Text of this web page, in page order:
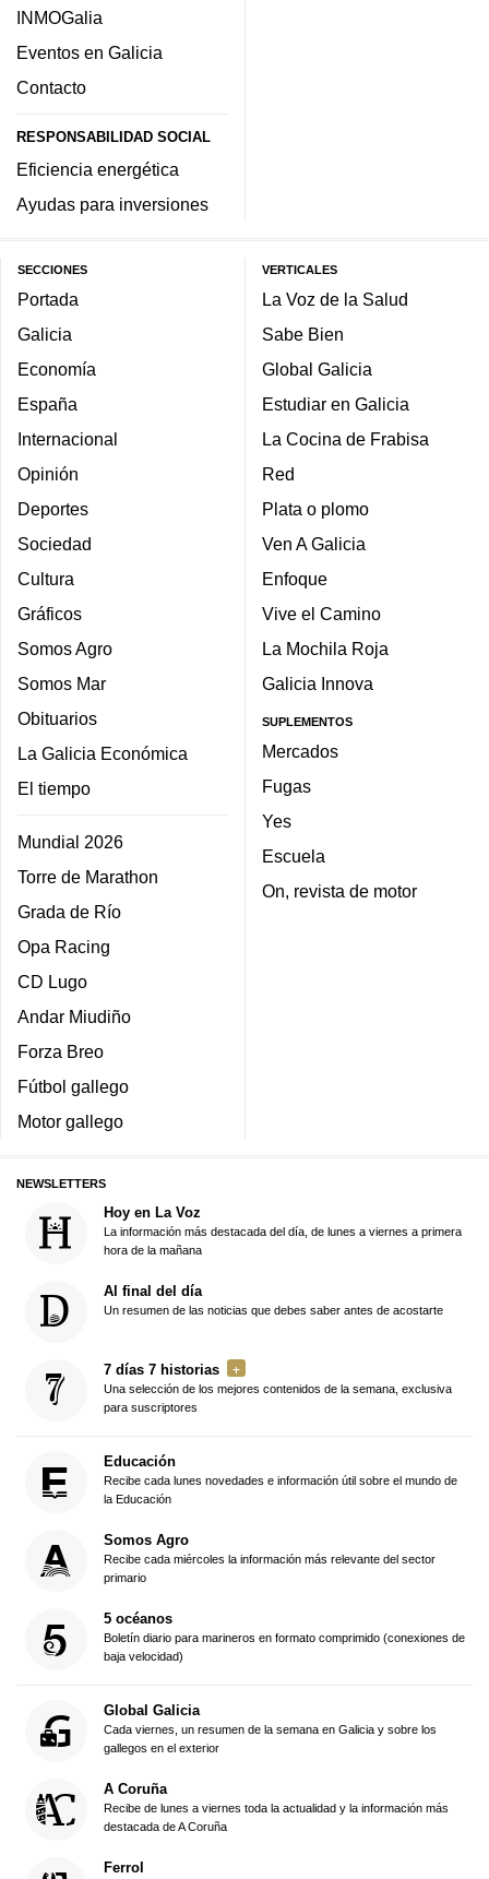
INMOGalia
Eventos en Galicia
Contacto
RESPONSABILIDAD SOCIAL
Eficiencia energética
Ayudas para inversiones
SECCIONES
Portada
Galicia
Economía
España
Internacional
Opinión
Deportes
Sociedad
Cultura
Gráficos
Somos Agro
Somos Mar
Obituarios
La Galicia Económica
El tiempo
Mundial 2026
Torre de Marathon
Grada de Río
Opa Racing
CD Lugo
Andar Miudiño
Forza Breo
Fútbol gallego
Motor gallego
VERTICALES
La Voz de la Salud
Sabe Bien
Global Galicia
Estudiar en Galicia
La Cocina de Frabisa
Red
Plata o plomo
Ven A Galicia
Enfoque
Vive el Camino
La Mochila Roja
Galicia Innova
SUPLEMENTOS
Mercados
Fugas
Yes
Escuela
On, revista de motor
NEWSLETTERS
Hoy en La Voz
La información más destacada del día, de lunes a viernes a primera
hora de la mañana
Al final del día
Un resumen de las noticias que debes saber antes de acostarte
7 días 7 historias
Una selección de los mejores contenidos de la semana, exclusiva
para suscriptores
Educación
Recibe cada lunes novedades e información útil sobre el mundo de
la Educación
Somos Agro
Recibe cada miércoles la información más relevante del sector
primario
5 océanos
Boletín diario para marineros en formato comprimido (conexiones de
baja velocidad)
Global Galicia
Cada viernes, un resumen de la semana en Galicia y sobre los
gallegos en el exterior
A Coruña
Recibe de lunes a viernes toda la actualidad y la información más
destacada de A Coruña
Ferrol